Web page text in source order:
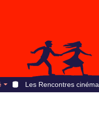
Les Rencontres